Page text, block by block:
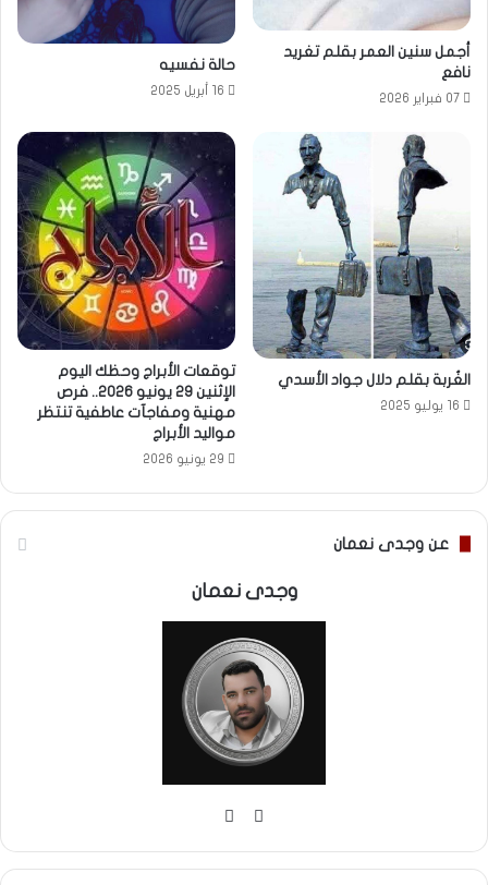
أجمل سنين العمر بقلم تغريد
نافع
07 فبراير 2026
حالة نفسيه
16 أبريل 2025
الغُربة بقلم دلال جواد الأسدي
16 يوليو 2025
توقعات الأبراج وحظك اليوم
الإثنين 29 يونيو 2026.. فرص
مهنية ومفاجآت عاطفية تنتظر
مواليد الأبراج
29 يونيو 2026
عن وجدى نعمان
وجدى نعمان
موقع